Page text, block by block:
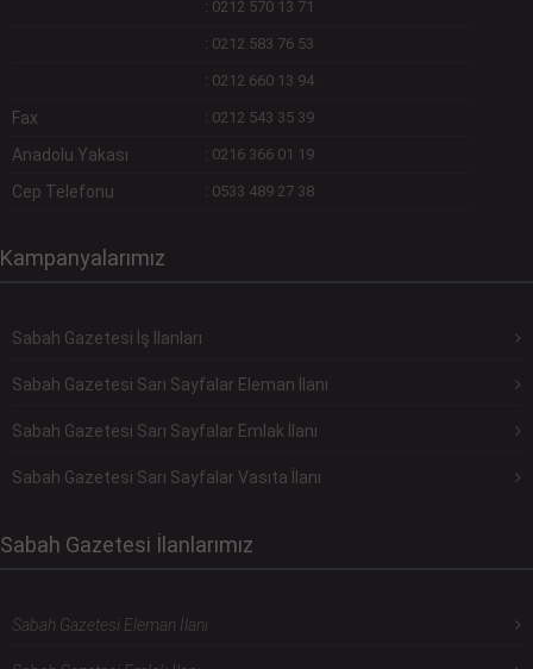
: 0212 570 13 71
: 0212 583 76 53
: 0212 660 13 94
Fax : 0212 543 35 39
Anadolu Yakası : 0216 366 01 19
Cep Telefonu : 0533 489 27 38
Kampanyalarımız
Sabah Gazetesi İş İlanları
Sabah Gazetesi Sarı Sayfalar Eleman İlanı
Sabah Gazetesi Sarı Sayfalar Emlak İlanı
Sabah Gazetesi Sarı Sayfalar Vasıta İlanı
Sabah Gazetesi İlanlarımız
Sabah Gazetesi Eleman İlanı